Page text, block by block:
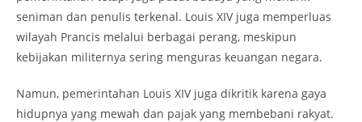
seniman dan penulis terkenal. Louis XIV juga memperluas
wilayah Prancis melalui berbagai perang, meskipun
kebijakan militernya sering menguras keuangan negara.
Namun, pemerintahan Louis XIV juga dikritik karena gaya
hidupnya yang mewah dan pajak yang membebani rakyat.